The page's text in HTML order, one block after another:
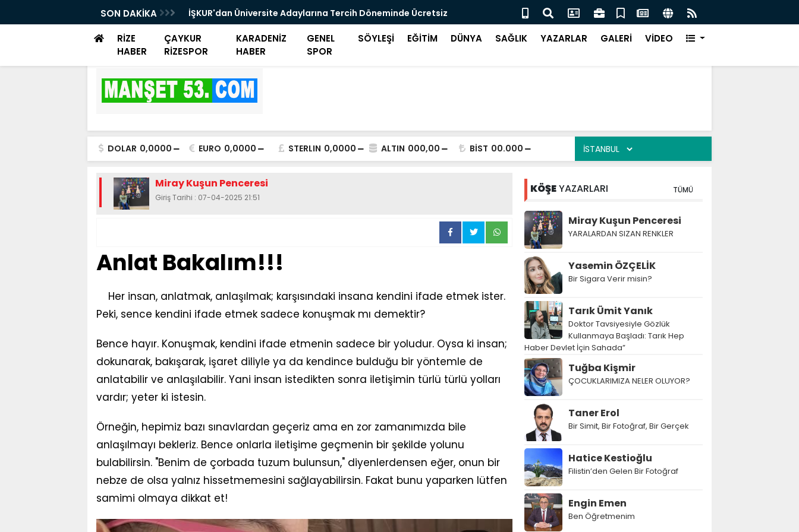
SON DAKİKA
Günü düzenlendi
İŞKUR'dan Üniversite Adaylarına Tercih Döneminde Ücretsiz
Danışmanlık Desteği
Midilli'de Türk Müziği Rüzgarı Esecek.
RİZE
HABER
ÇAYKUR
RİZESPOR
KARADENİZ
HABER
GENEL
SPOR
SÖYLEŞİ EĞİTİM DÜNYA SAĞLIK YAZARLAR GALERİ VİDEO
DOLAR 0,0000 EURO 0,0000 STERLIN 0,0000 ALTIN 000,00 BİST 00.000
Miray Kuşun Penceresi
Giriş Tarihi : 07-04-2025 21:51
Anlat Bakalım!!!
Her insan, anlatmak, anlaşılmak; karşısındaki insana kendini ifade etmek ister.
Peki, sence kendini ifade etmek sadece konuşmak mı demektir?
Bence hayır. Konuşmak, kendini ifade etmenin sadece bir yoludur. Oysa ki insan;
dokunarak, bakışarak, işaret diliyle ya da kendince bulduğu bir yöntemle de
anlatabilir ve anlaşılabilir. Yani insan istedikten sonra iletişimin türlü türlü yolları
vardır; yeter ki istesin.
Örneğin, hepimiz bazı sınavlardan geçeriz ama en zor zamanımızda bile
anlaşılmayı bekleriz. Bence onlarla iletişime geçmenin bir şekilde yolunu
bulabilirsin. "Benim de çorbada tuzum bulunsun," diyenlerdensen eğer, onun bir
nebze de olsa yalnız hissetmemesini sağlayabilirsin. Fakat bunu yaparken lütfen
samimi olmaya dikkat et!
KÖŞEYAZARLARI TÜMÜ
Miray Kuşun Penceresi
YARALARDAN SIZAN RENKLER
Yasemin ÖZÇELİK
Bir Sigara Verir misin?
Tarık Ümit Yanık
Doktor Tavsiyesiyle Gözlük
Kullanmaya Başladı: Tarık Hep
Haber Devlet İçin Sahada”
Tuğba Kişmir
ÇOCUKLARIMIZA NELER OLUYOR?
Taner Erol
Bir Simit, Bir Fotoğraf, Bir Gerçek
Hatice Kestioğlu
Filistin’den Gelen Bir Fotoğraf
Engin Emen
Ben Öğretmenim